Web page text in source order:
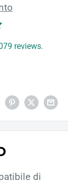
reviews.
di